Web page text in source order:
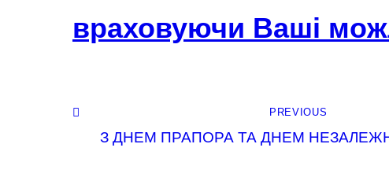
враховуючи Ваші
PREVIOUS
З ДНЕМ ПРАПОРА ТА ДНЕМ